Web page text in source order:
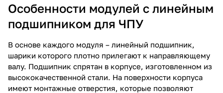
Особенности модулей с линейным
подшипником для ЧПУ
В основе каждого модуля – линейный подшипник,
шарики которого плотно прилегают к направляющему
валу. Подшипник спрятан в корпусе, изготовленном из
высококачественной стали. На поверхности корпуса
имеют монтажные отверстия, которые позволяют